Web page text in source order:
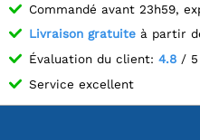
Commandé avant 23h59,
Livraison gratuite à partir
Évaluation du client: 4.8 / 5
Service excellent